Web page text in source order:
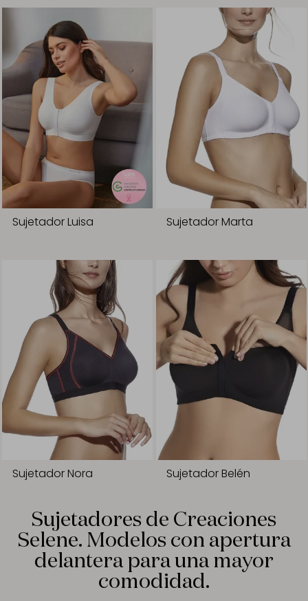
Sujetador Luisa Sujetador Marta
Sujetador Nora Sujetador Belén
Sujetadores de Creaciones
Selene. Modelos con apertura
delantera para una mayor
comodidad.